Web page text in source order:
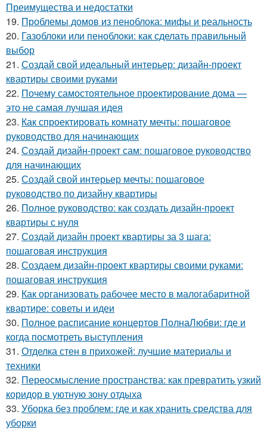
Преимущества и недостатки
19. Проблемы домов из пеноблока: мифы и реальность
20. Газоблоки или пеноблоки: как сделать правильный
выбор
21. Создай свой идеальный интерьер: дизайн-проект
квартиры своими руками
22. Почему самостоятельное проектирование дома —
это не самая лучшая идея
23. Как спроектировать комнату мечты: пошаговое
руководство для начинающих
24. Создай дизайн-проект сам: пошаговое руководство
для начинающих
25. Создай свой интерьер мечты: пошаговое
руководство по дизайну квартиры
26. Полное руководство: как создать дизайн-проект
квартиры с нуля
27. Создай дизайн проект квартиры за 3 шага:
пошаговая инструкция
28. Создаем дизайн-проект квартиры своими руками:
пошаговая инструкция
29. Как организовать рабочее место в малогабаритной
квартире: советы и идеи
30. Полное расписание концертов ПолнаЛюбви: где и
когда посмотреть выступления
31. Отделка стен в прихожей: лучшие материалы и
техники
32. Переосмысление пространства: как превратить узкий
коридор в уютную зону отдыха
33. Уборка без проблем: где и как хранить средства для
уборки